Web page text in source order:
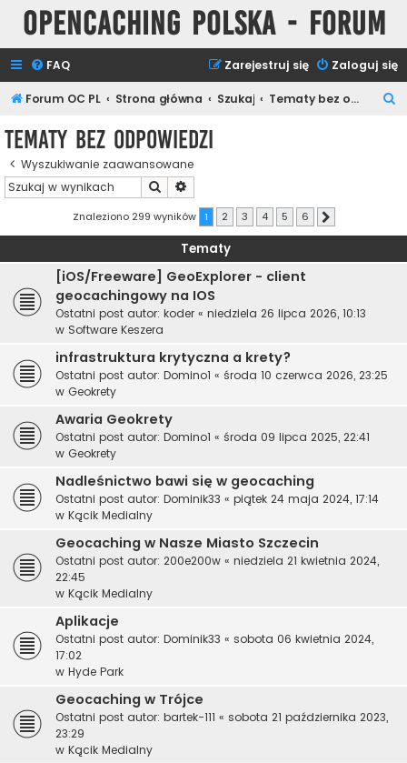
Opencaching Polska - Forum
FAQ Zaloguj się
Zarejestruj się
Forum OC PL Strona główna Szukaj Tematy bez odpowiedzi
Tematy bez odpowiedzi
Wyszukiwanie zaawansowane
Szukaj
Znaleziono 299 wyników 1 2 3 4 5 6
Tematy
[iOS/Freeware] GeoExplorer - client
geocachingowy na IOS
Ostatni post autor: koder « niedziela 26 lipca 2026, 10:13
w Software Keszera
infrastruktura krytyczna a krety?
Ostatni post autor: Domino1 « środa 10 czerwca 2026, 23:25
w Geokrety
Awaria Geokrety
Ostatni post autor: Domino1 « środa 09 lipca 2025, 22:41
w Geokrety
Nadleśnictwo bawi się w geocaching
Ostatni post autor: Dominik33 « piątek 24 maja 2024, 17:14
w Kącik Medialny
Geocaching w Nasze Miasto Szczecin
Ostatni post autor: 200e200w « niedziela 21 kwietnia 2024,
22:45
w Kącik Medialny
Aplikacje
Ostatni post autor: Dominik33 « sobota 06 kwietnia 2024,
17:02
w Hyde Park
Geocaching w Trójce
Ostatni post autor: bartek-111 « sobota 21 października 2023,
23:29
w Kącik Medialny